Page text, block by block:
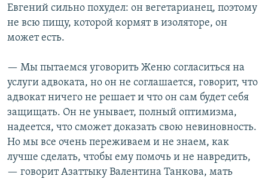
Евгений сильно похудел: он вегетарианец, поэтому
не всю пищу, которой кормят в изоляторе, он
может есть.
— Мы пытаемся уговорить Женю согласиться на
услуги адвоката, но он не соглашается, говорит, что
адвокат ничего не решает и что он сам будет себя
защищать. Он не унывает, полный оптимизма,
надеется, что сможет доказать свою невиновность.
Но мы все очень переживаем и не знаем, как
лучше сделать, чтобы ему помочь и не навредить,
— говорит Азаттыку Валентина Танкова, мать